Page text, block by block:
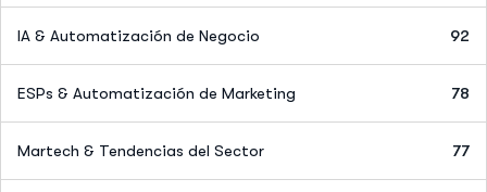
IA & Automatización de Negocio 92
ESPs & Automatización de Marketing 78
Martech & Tendencias del Sector 77